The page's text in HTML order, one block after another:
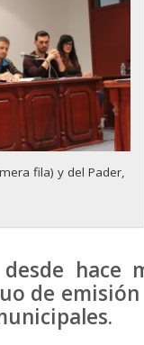
fila) y del Pader,
hace
de